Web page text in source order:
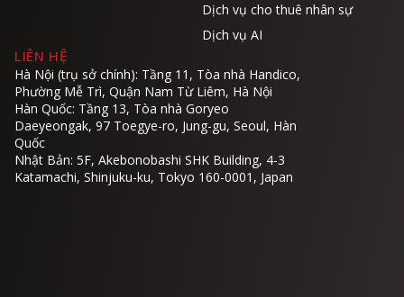
Dịch vụ cho thuê nhân sự
Dịch vụ AI
LIÊN HỆ
Hà Nội (trụ sở chính): Tầng 11, Tòa nhà Handico,
Phường Mễ Trì, Quận Nam Từ Liêm, Hà Nội
Hàn Quốc: Tầng 13, Tòa nhà Goryeo
Daeyeongak, 97 Toegye-ro, Jung-gu, Seoul, Hàn
Quốc
Nhật Bản: 5F, Akebonobashi SHK Building, 4-3
Katamachi, Shinjuku-ku, Tokyo 160-0001, Japan